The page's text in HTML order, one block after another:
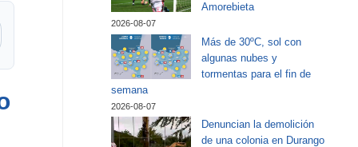
Amorebieta
2026-08-07
Más de 30ºC, sol con
algunas nubes y
tormentas para el fin de
semana
2026-08-07
Denuncian la demolición
de una colonia en Durango